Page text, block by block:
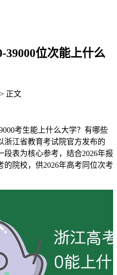
39000位次能上什么
> 正文
考生能上什么大学？有哪些
浙江省教育考试院官方发布的
段表为核心参考，结合2026年报
院校，供2026年高考同位次考